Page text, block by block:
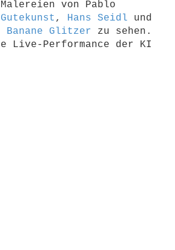
von Pablo
, Hans Seidl und
Banane Glitzer zu sehen.
Live-Performance der KI